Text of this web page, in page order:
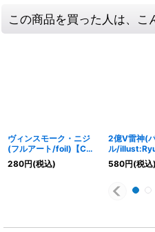
この商品を買った人は、こ
ヴィンスモーク・ニジ
(フルアート/foil)【C】
{OP06-064}
280円(税込)
2億V雷神(
ル/
【R/P】
580円(税込)